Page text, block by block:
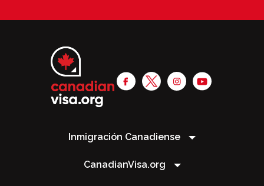
Inmigración Canadiense
CanadianVisa.org